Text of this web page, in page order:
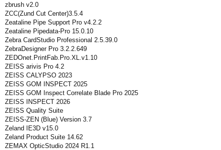
zbrush v2.0
ZCC(Zund Cut Center)3.5.4
Zeataline Pipe Support Pro v4.2.2
Zeataline Pipedata-Pro 15.0.10
Zebra CardStudio Professional 2.5.39.0
ZebraDesigner Pro 3.2.2.649
ZEDOnet.PrintFab.Pro.XL.v1.10
ZEISS arivis Pro 4.2
ZEISS CALYPSO 2023
ZEISS GOM INSPECT 2025
ZEISS GOM Inspect Correlate Blade Pro 2025
ZEISS INSPECT 2026
ZEISS Quality Suite
ZEISS-ZEN (Blue) Version 3.7
Zeland IE3D v15.0
Zeland Product Suite 14.62
ZEMAX OpticStudio 2024 R1.1